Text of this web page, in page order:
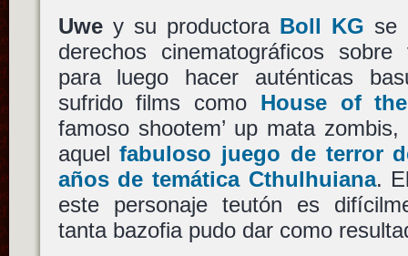
Uwey su productora Boll KG se
derechos cinematográficos sobre
para luego hacer auténticas
sufrido films como House of
famoso shootem’ up mata
aquelfabuloso juego de terror
años de temática Cthulhuiana.
este personaje teutón es
tanta bazofia pudo dar como